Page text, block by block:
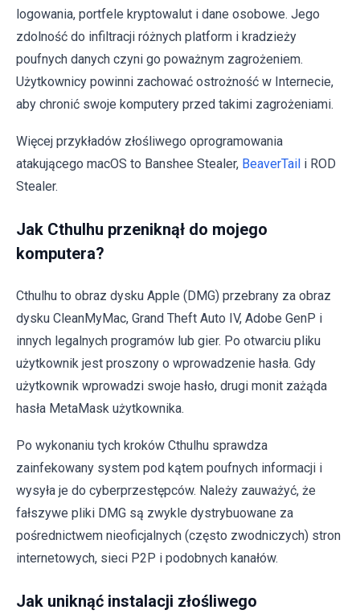
logowania, portfele kryptowalut i dane osobowe. Jego
zdolność do infiltracji różnych platform i kradzieży
poufnych danych czyni go poważnym zagrożeniem.
Użytkownicy powinni zachować ostrożność w Internecie,
aby chronić swoje komputery przed takimi zagrożeniami.
Więcej przykładów złośliwego oprogramowania
atakującego macOS to Banshee Stealer, BeaverTail i ROD
Stealer.
Jak Cthulhu przeniknął do mojego
komputera?
Cthulhu to obraz dysku Apple (DMG) przebrany za obraz
dysku CleanMyMac, Grand Theft Auto IV, Adobe GenP i
innych legalnych programów lub gier. Po otwarciu pliku
użytkownik jest proszony o wprowadzenie hasła. Gdy
użytkownik wprowadzi swoje hasło, drugi monit zażąda
hasła MetaMask użytkownika.
Po wykonaniu tych kroków Cthulhu sprawdza
zainfekowany system pod kątem poufnych informacji i
wysyła je do cyberprzestępców. Należy zauważyć, że
fałszywe pliki DMG są zwykle dystrybuowane za
pośrednictwem nieoficjalnych (często zwodniczych) stron
internetowych, sieci P2P i podobnych kanałów.
Jak uniknąć instalacji złośliwego